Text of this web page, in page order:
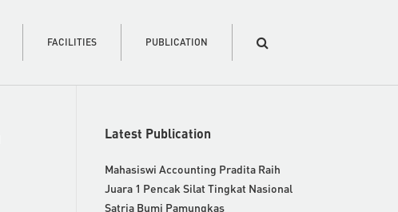
FACILITIES PUBLICATION
Latest Publication
Mahasiswi Accounting Pradita Raih
Juara 1 Pencak Silat Tingkat Nasional
Satria Bumi Pamungkas